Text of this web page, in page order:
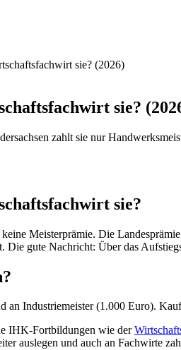
sie? (2026)
sie?
zahlt sie nur
sie?
Meisterprämie. Die
Die gute Nachricht: Über das
an Industriemeister (1.000 Euro).
IHK-Fortbildungen wie der
auslegen und auch an Fachwirte